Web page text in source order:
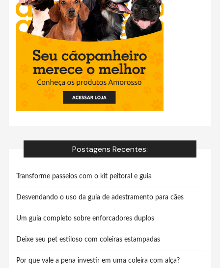
Postagens Recentes:
Transforme passeios com o kit peitoral e guia
Desvendando o uso da guia de adestramento para cães
Um guia completo sobre enforcadores duplos
Deixe seu pet estiloso com coleiras estampadas
Por que vale a pena investir em uma coleira com alça?